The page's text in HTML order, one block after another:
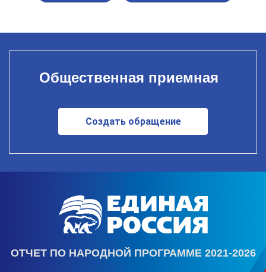
Общественная приемная
Создать обращение
ОТЧЕТ ПО НАРОДНОЙ ПРОГРАММЕ 2021-2026